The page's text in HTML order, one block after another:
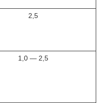
2,5
1,0 — 2,5